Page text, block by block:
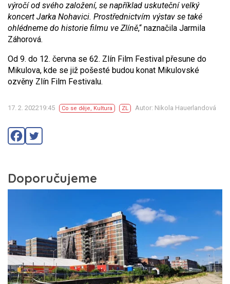
výročí od svého založení, se například uskuteční velký
koncert Jarka Nohavici. Prostřednictvím výstav se také
ohlédneme do historie filmu ve Zlíně,“ naznačila Jarmila
Záhorová.
Od 9. do 12. června se 62. Zlín Film Festival přesune do
Mikulova, kde se již pošesté budou konat Mikulovské
ozvěny Zlín Film Festivalu.
17. 2. 202219:45 Co se děje, Kultura ZL Autor: Nikola Hauerlandová